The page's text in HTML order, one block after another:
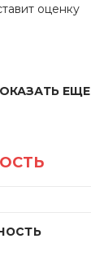
оценку
ЕЩЕ